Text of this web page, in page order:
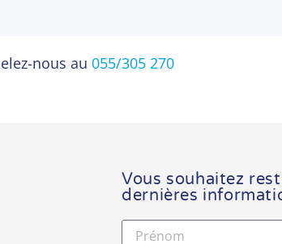
nous au 055/305 270
Vous souhaitez
dernières